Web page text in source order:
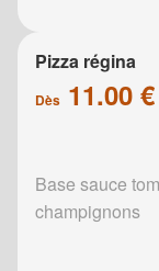
Pizza régina
Dès 11.00 €
Base sauce
champignons